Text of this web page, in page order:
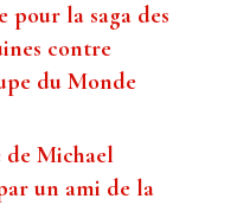
pour la saga des
contre
du Monde
Michael
un ami de la